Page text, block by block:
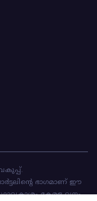
ഭാഗമാണ് ഈ
കേരള വനം